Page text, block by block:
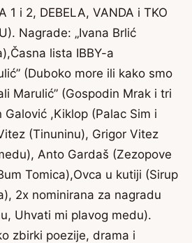
1 i 2, DEBELA, VANDA i TKO
Nagrade: „Ivana Brlić
lista IBBY-a
(Duboko more ili kako smo
Marulić” (Gospodin Mrak i tri
,Kiklop (Palac Sim i
(Tinuninu), Grigor Vitez
Anto Gardaš (Zezopove
Tomica),Ovca u kutiji (Sirup
2x nominirana za nagradu
Uhvati mi plavog medu).
zbirki poezije, drama i